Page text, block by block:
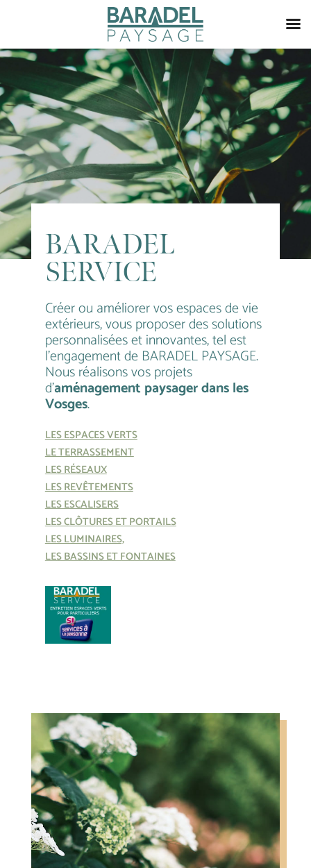
BARADEL
SERVICE
Créer ou améliorer vos espaces de vie
extérieurs, vous proposer des solutions
personnalisées et innovantes, tel est
l’engagement de BARADEL PAYSAGE.
Nous réalisons vos projets
d’aménagement paysager dans les
Vosges.
LES ESPACES VERTS
LE TERRASSEMENT
LES RÉSEAUX
LES REVÊTEMENTS
LES ESCALISERS
LES CLÔTURES ET PORTAILS
LES LUMINAIRES,
LES BASSINS ET FONTAINES